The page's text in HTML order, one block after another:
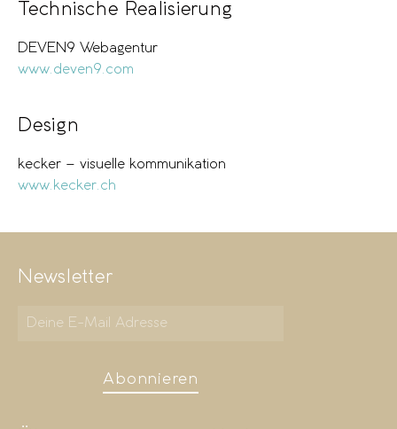
Technische Realisierung
DEVEN9 Webagentur
www.deven9.com
Design
kecker – visuelle kommunikation
www.kecker.ch
Newsletter
Abonnieren